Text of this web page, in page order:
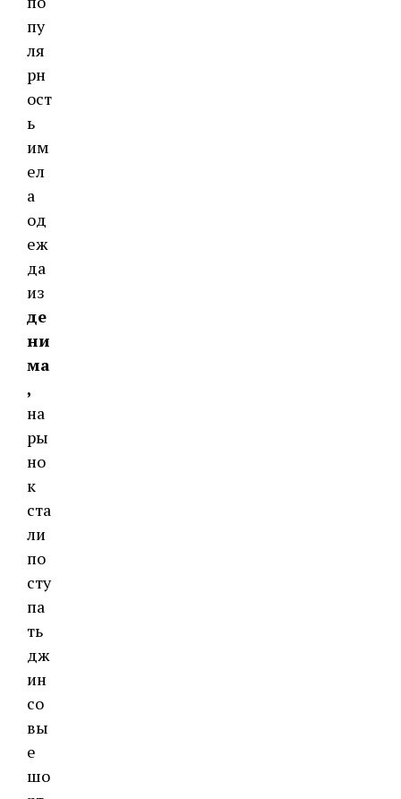
пу
ля
рн
ост
ь
им
ел
а
од
еж
да
из
де
ни
ма
,
на
ры
но
к
ста
ли
по
сту
па
ть
дж
ин
со
вы
е
шо